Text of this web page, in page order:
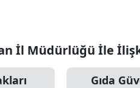
İl Müdürlüğü İle
Gıda